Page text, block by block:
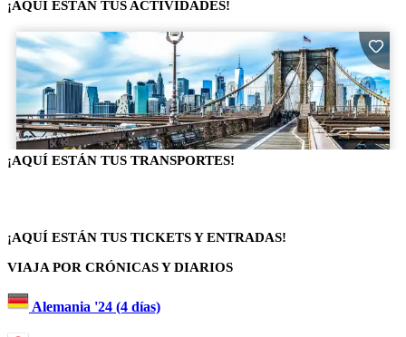
¡AQUÍ ESTÁN TUS ACTIVIDADES!
¡AQUÍ ESTÁN TUS TRANSPORTES!
¡AQUÍ ESTÁN TUS TICKETS Y ENTRADAS!
VIAJA POR CRÓNICAS Y DIARIOS
Alemania '24 (4 días)